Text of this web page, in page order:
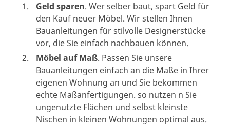
Geld sparen. Wer selber baut, spart Geld für
den Kauf neuer Möbel. Wir stellen Ihnen
Bauanleitungen für stilvolle Designerstücke
vor, die Sie einfach nachbauen können.
Möbel auf Maß. Passen Sie unsere
Bauanleitungen einfach an die Maße in Ihrer
eigenen Wohnung an und Sie bekommen
echte Maßanfertigungen. so nutzen n Sie
ungenutzte Flächen und selbst kleinste
Nischen in kleinen Wohnungen optimal aus.